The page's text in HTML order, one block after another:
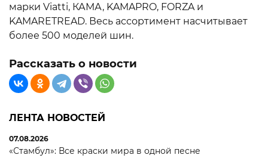
марки Viatti, КАМА, KAMAPRO, FORZA и
KAMARETREAD. Весь ассортимент насчитывает
более 500 моделей шин.
Рассказать о новости
ЛЕНТА НОВОСТЕЙ
07.08.2026
«Стамбул»: Все краски мира в одной песне